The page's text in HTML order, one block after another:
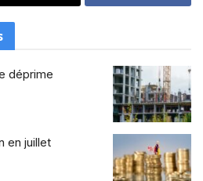
déprime
en juillet